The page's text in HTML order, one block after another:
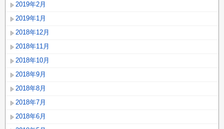
2019年2月
2019年1月
2018年12月
2018年11月
2018年10月
2018年9月
2018年8月
2018年7月
2018年6月